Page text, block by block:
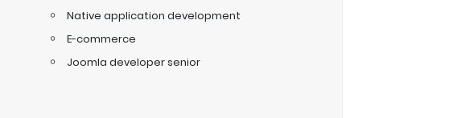
Native application development
E-commerce
Joomla developer senior